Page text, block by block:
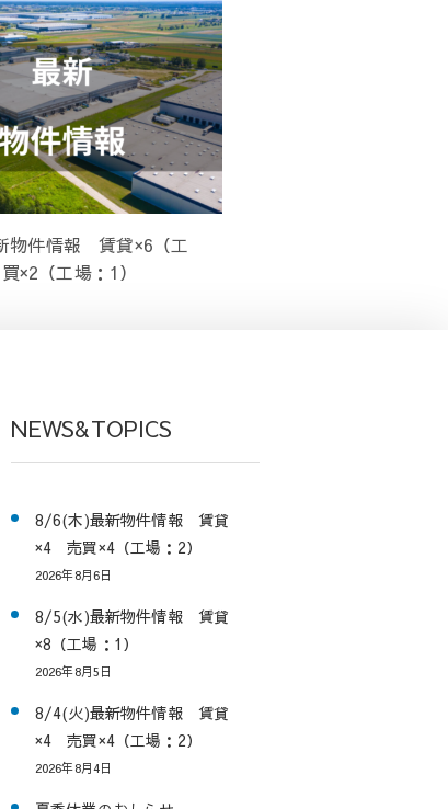
物件情報 賃貸×6（工
×2（工場：1）
NEWS&TOPICS
8/6(木)最新物件情報 賃貸
×4 売買×4（工場：2）
2026年8月6日
8/5(水)最新物件情報 賃貸
×8（工場：1）
2026年8月5日
8/4(火)最新物件情報 賃貸
×4 売買×4（工場：2）
2026年8月4日